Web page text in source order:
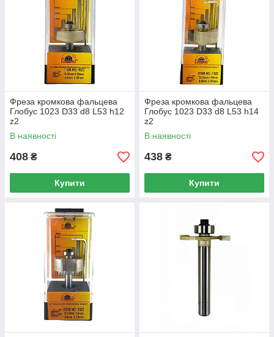
Фреза кромкова фальцева
Глобус 1023 D33 d8 L53 h12
z2
В наявності
408 ₴
Купити
Фреза кромкова фальцева
Глобус 1023 D33 d8 L53 h14
z2
В наявності
438 ₴
Купити